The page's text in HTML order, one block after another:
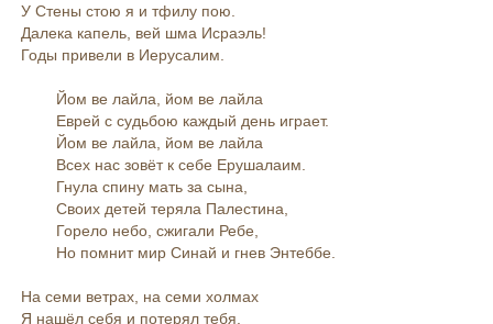
У Стены стою я и тфилу пою.
Далека капель, вей шма Исраэль!
Годы привели в Иерусалим.
Йом ве лайла, йом ве лайла
Еврей с судьбою каждый день играет.
Йом ве лайла, йом ве лайла
Всех нас зовёт к себе Ерушалаим.
Гнула спину мать за сына,
Своих детей теряла Палестина,
Горело небо, сжигали Ребе,
Но помнит мир Синай и гнев Энтеббе.
На семи ветрах, на семи холмах
Я нашёл себя и потерял тебя.